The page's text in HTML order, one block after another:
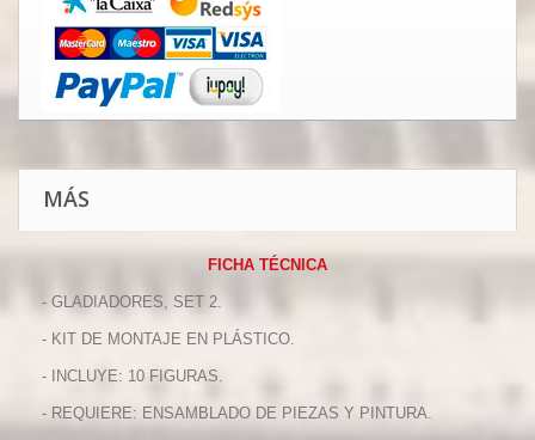
MÁS
FICHA TÉCNICA
- GLADIADORES, SET 2.
- KIT DE MONTAJE EN PLÁSTICO.
- INCLUYE: 10 FIGURAS.
- REQUIERE: ENSAMBLADO DE PIEZAS Y PINTURA.